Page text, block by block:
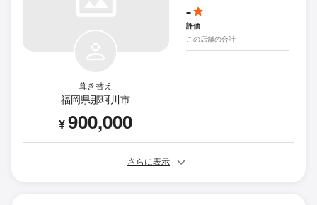
葺き替え
福岡県那珂川市
¥900,000
-
評価
この店舗の合計 -
さらに表示